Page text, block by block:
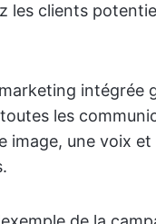
les clients
intégrée
les
image, une voix